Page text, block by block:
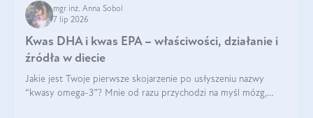
mgr inż. Anna Sobol
7 lip 2026
Kwas DHA i kwas EPA – właściwości, działanie i
źródła w diecie
Jakie jest Twoje pierwsze skojarzenie po usłyszeniu nazwy
“kwasy omega-3”? Mnie od razu przychodzi na myśl mózg,